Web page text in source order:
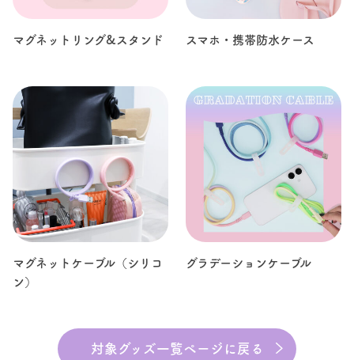
マグネットリング&スタンド スマホ・携帯防水ケース
マグネットケーブル（シリコ
ン）
グラデーションケーブル
対象グッズ一覧ページに戻る